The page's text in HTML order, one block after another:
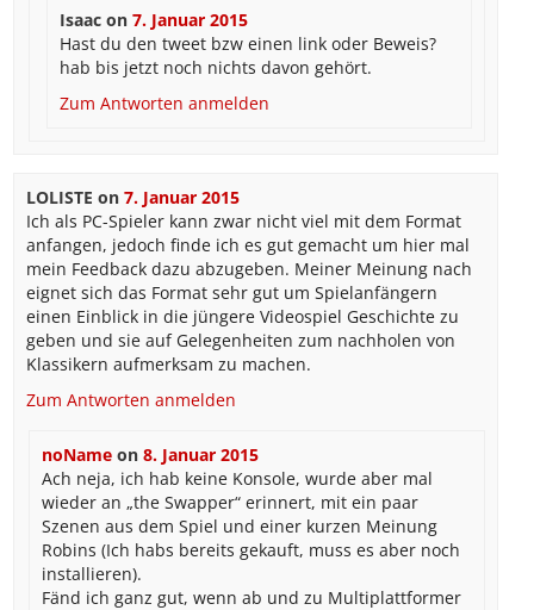
Isaac on7. Januar 2015
Hast du den tweet bzw einen link oder Beweis?
hab bis jetzt noch nichts davon gehört.
Zum Antworten anmelden
LOLISTE on 7. Januar 2015
Ich als PC-Spieler kann zwar nicht viel mit dem Format
anfangen, jedoch finde ich es gut gemacht um hier mal
mein Feedback dazu abzugeben. Meiner Meinung nach
eignet sich das Format sehr gut um Spielanfängern
einen Einblick in die jüngere Videospiel Geschichte zu
geben und sie auf Gelegenheiten zum nachholen von
Klassikern aufmerksam zu machen.
Zum Antworten anmelden
noName on8. Januar 2015
Ach neja, ich hab keine Konsole, wurde aber mal
wieder an „the Swapper“ erinnert, mit ein paar
Szenen aus dem Spiel und einer kurzen Meinung
Robins (Ich habs bereits gekauft, muss es aber noch
installieren).
Fänd ich ganz gut, wenn ab und zu Multiplattformer